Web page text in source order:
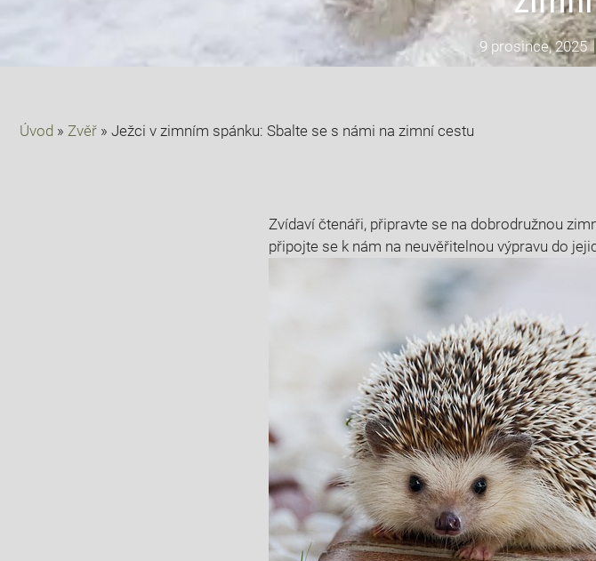
9 prosince, 2025
Úvod » Zvěř » Ježci v zimním spánku: Sbalte se s námi na zimní cestu
Zvídaví čtenáři, připravte se na dobrodružnou
⁣připojte se k nám⁣ na neuvěřitelnou výpravu do